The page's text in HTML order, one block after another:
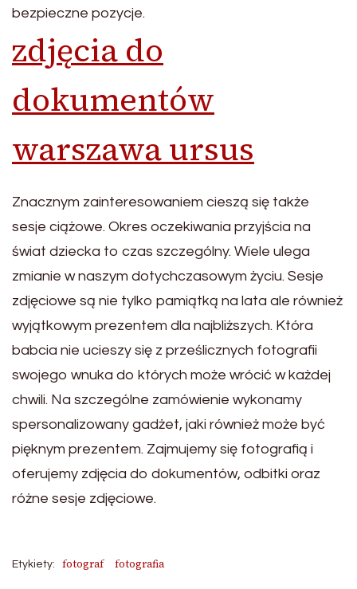
bezpieczne pozycje.
zdjęcia do
dokumentów
warszawa ursus
Znacznym zainteresowaniem cieszą się także
sesje ciążowe. Okres oczekiwania przyjścia na
świat dziecka to czas szczególny. Wiele ulega
zmianie w naszym dotychczasowym życiu. Sesje
zdjęciowe są nie tylko pamiątką na lata ale również
wyjątkowym prezentem dla najbliższych. Która
babcia nie ucieszy się z prześlicznych fotografii
swojego wnuka do których może wrócić w każdej
chwili. Na szczególne zamówienie wykonamy
spersonalizowany gadżet, jaki również może być
pięknym prezentem. Zajmujemy się fotografią i
oferujemy zdjęcia do dokumentów, odbitki oraz
różne sesje zdjęciowe.
Etykiety: fotograf fotografia